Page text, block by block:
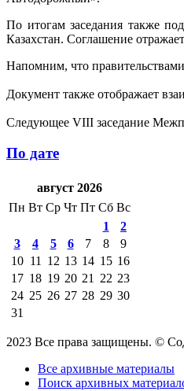
По итогам заседания также
Казахстан. Соглашение
Напомним, что
Документ также отображает
Следующее VIII заседание
По дате
август 2026
Пн Вт Ср Чт Пт Сб Вс
1
2
3
4 5 6 7 8
9
10 11 12 13 14 15 16
17 18 19 20 21 22 23
24 25 26 27 28 29 30
31
2023 Все права защищены. ©
Все архивные материалы
Поиск архивных